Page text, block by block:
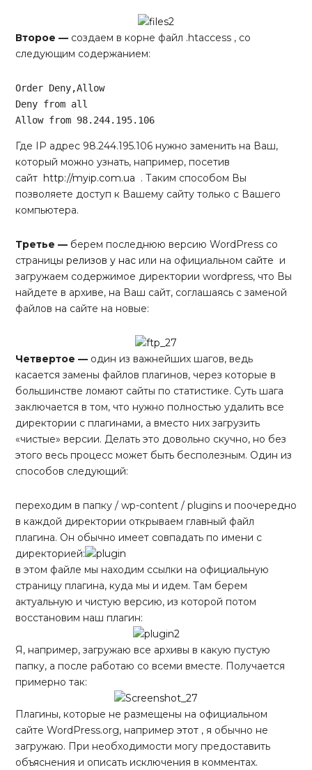
Второе — создаем в корне файл .htaccess , со
следующим содержанием:
Order Deny,Allow
Deny from all
Allow from 98.244.195.106
Где IP адрес 98.244.195.106 нужно заменить на Ваш,
который можно узнать, например, посетив
сайт http://myip.com.ua . Таким способом Вы
позволяете доступ к Вашему сайту только с Вашего
компьютера.
Третье — берем последнюю версию WordPress со
страницы релизов у нас или на официальном сайте и
загружаем содержимое директории wordpress, что Вы
найдете в архиве, на Ваш сайт, соглашаясь с заменой
файлов на сайте на новые:
Четвертое — один из важнейших шагов, ведь
касается замены файлов плагинов, через которые в
большинстве ломают сайты по статистике. Суть шага
заключается в том, что нужно полностью удалить все
директории с плагинами, а вместо них загрузить
«чистые» версии. Делать это довольно скучно, но без
этого весь процесс может быть бесполезным. Один из
способов следующий:
переходим в папку / wp-content / plugins и поочередно
в каждой директории открываем главный файл
плагина. Он обычно имеет совпадать по имени с
директорией:
в этом файле мы находим ссылки на официальную
страницу плагина, куда мы и идем. Там берем
актуальную и чистую версию, из которой потом
восстановим наш плагин:
Я, например, загружаю все архивы в какую пустую
папку, а после работаю со всеми вместе. Получается
примерно так:
Плагины, которые не размещены на официальном
сайте WordPress.org, например этот , я обычно не
загружаю. При необходимости могу предоставить
объяснения и описать исключения в комментах.